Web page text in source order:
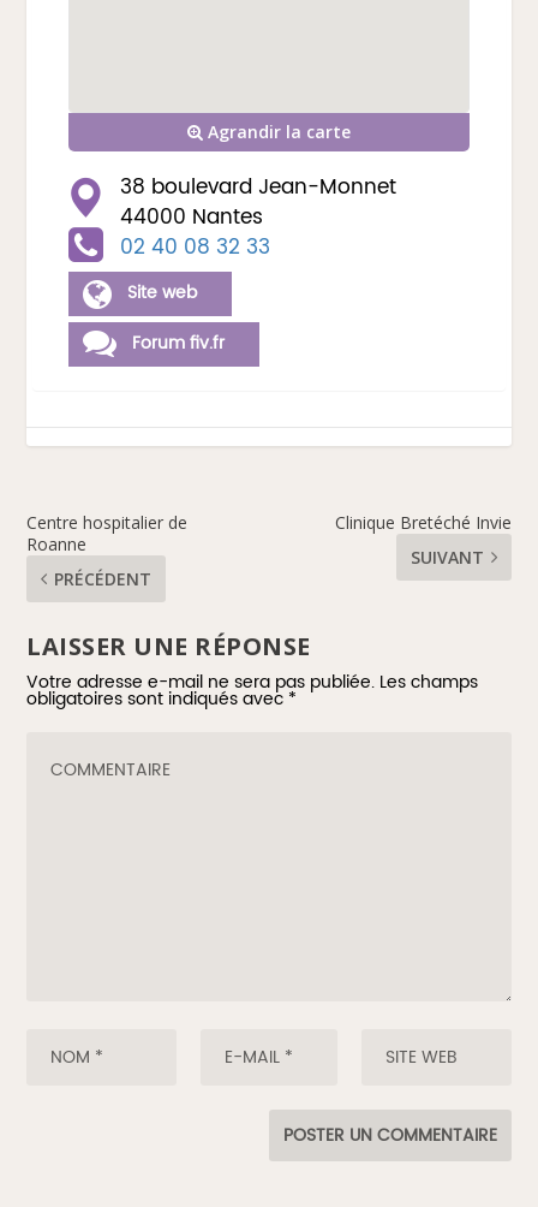
Agrandir la carte
38 boulevard Jean-Monnet
44000 Nantes
02 40 08 32 33
Site web
Forum fiv.fr
Centre hospitalier de
Roanne
PRÉCÉDENT
Clinique Bretéché Invie
SUIVANT
LAISSER UNE RÉPONSE
Votre adresse e-mail ne sera pas publiée. Les champs
obligatoires sont indiqués avec *